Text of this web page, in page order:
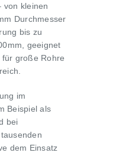
von kleinen
Durchmesser
bis zu
geeignet
große Rohre
im
Beispiel als
bei
dem Einsatz